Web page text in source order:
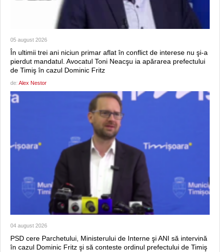
05 august 2026
În ultimii trei ani niciun primar aflat în conflict de interese nu şi-a
pierdut mandatul. Avocatul Toni Neacşu ia apărarea prefectului
de Timiş în cazul Dominic Fritz
de: Alex Nestor
04 august 2026
PSD cere Parchetului, Ministerului de Interne şi ANI să intervină
în cazul Dominic Fritz şi să conteste ordinul prefectului de Timiş